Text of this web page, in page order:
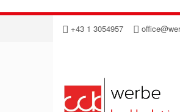
Direkt
Inhalt
+43 1 3054957